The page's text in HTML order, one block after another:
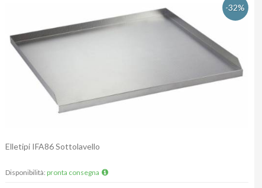
-32%
Elletipi IFA86 Sottolavello
Disponibilità: pronta consegna